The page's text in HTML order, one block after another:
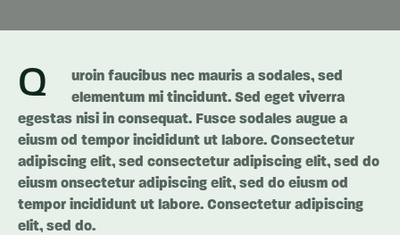
Q
uroin faucibus nec mauris a sodales, sed
elementum mi tincidunt. Sed eget viverra
egestas nisi in consequat. Fusce sodales augue a
eiusm od tempor incididunt ut labore. Consectetur
adipiscing elit, sed consectetur adipiscing elit, sed do
eiusm onsectetur adipiscing elit, sed do eiusm od
tempor incididunt ut labore. Consectetur adipiscing
elit, sed do.